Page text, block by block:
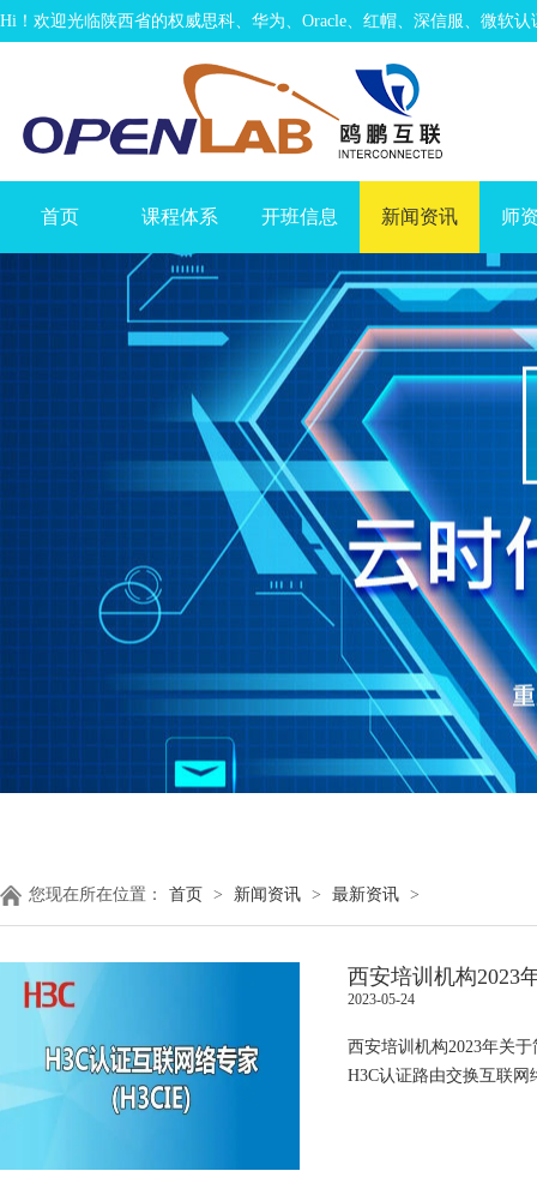
Hi！欢迎光临陕西省的权威思科、华为、Oracle、红帽、深信服、微软认
首页 课程体系 开班信息 新闻资讯 师
您现在所在位置： 首页 > 新闻资讯 > 最新资讯 >
西安培训机构2023
2023-05-24
西安培训机构2023年关
H3C认证路由交换互联